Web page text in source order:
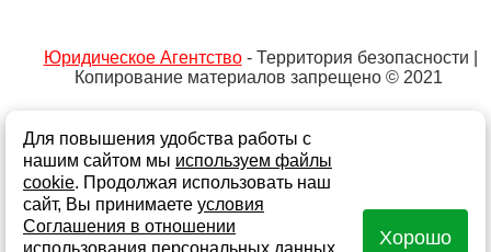
Юридическое Агентство- Территория безопасности |
Копирование материалов запрещено © 2021
Не является публичной офертой
Политика обработки персональных данных и
информации
Согласие на обработку персональных данных
Согласие на получение информационной и рекламной
Для повышения удобства работы с
нашим сайтом мы используем файлы
cookie. Продолжая использовать наш
сайт, Вы принимаете условия
Соглашения в отношении
использования персональных данных
Хорошо